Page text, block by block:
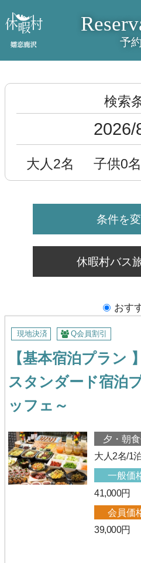
予約
検索
2026/
大人2名 子供0名
条件を
休暇村バス
おす
現地決済 Q会員割引
【基本宿泊プラン
スタンダード宿泊
ッフェ～
夕・朝
大人2名/1
一般価
41,000円
会員価
39,000円